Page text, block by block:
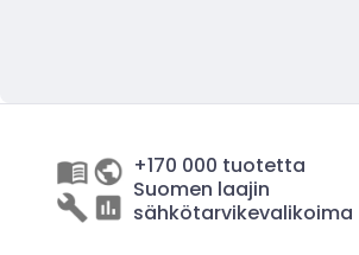
+170 000 tuotetta
Suomen laajin
sähkötarvikevalikoima